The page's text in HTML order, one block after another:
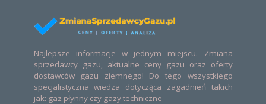
Najlepsze informacje w jednym miejscu. Zmiana
sprzedawcy gazu, aktualne ceny gazu oraz oferty
dostawców gazu ziemnego! Do tego wszystkiego
specjalistyczna wiedza dotycząca zagadnień takich
jak: gaz płynny czy gazy techniczne